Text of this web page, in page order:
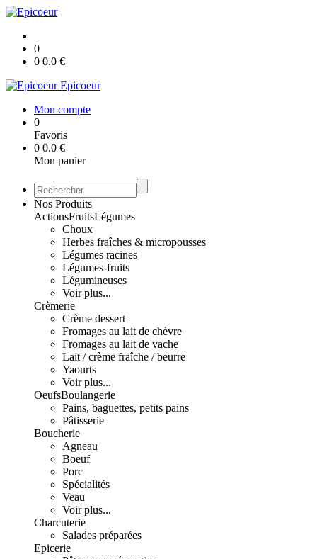
0
0 0.0 €
Epicoeur
Mon compte
0
Favoris
0 0.0 €
Mon panier
Nos Produits
ActionsFruitsLégumes
Choux
Herbes fraîches & micropousses
Légumes racines
Légumes-fruits
Légumineuses
Voir plus...
Crèmerie
Crème dessert
Fromages au lait de chèvre
Fromages au lait de vache
Lait / crème fraîche / beurre
Yaourts
Voir plus...
OeufsBoulangerie
Pains, baguettes, petits pains
Pâtisserie
Boucherie
Agneau
Boeuf
Porc
Spécialités
Veau
Voir plus...
Charcuterie
Salades préparées
Epicerie